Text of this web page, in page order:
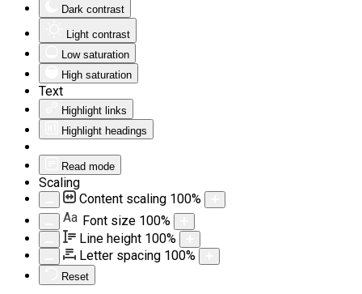
Dark contrast
Light contrast
Low saturation
High saturation
Text
Highlight links
Highlight headings
Read mode
Scaling
Content scaling 100%
Aa Font size 100%
Line height 100%
Letter spacing 100%
Reset